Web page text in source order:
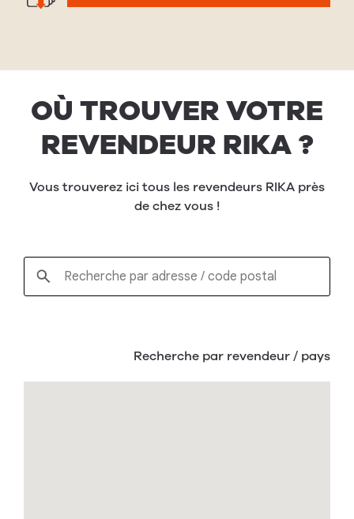
OÙ TROUVER VOTRE
REVENDEUR RIKA ?
Vous trouverez ici tous les revendeurs RIKA près
de chez vous !
Recherche par revendeur / pays